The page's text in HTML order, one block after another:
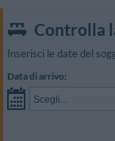
Controlla
Inserisci le date del
Data di arrivo:
Scegli...